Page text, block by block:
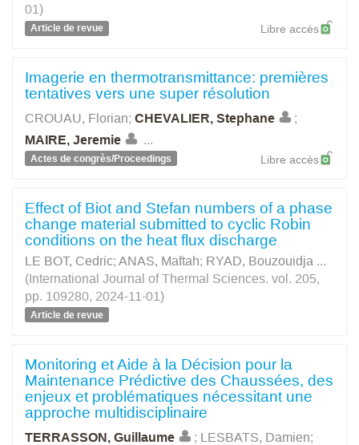
01)
Article de revue Libre accès
Imagerie en thermotransmittance: premières
tentatives vers une super résolution
CROUAU, Florian; CHEVALIER, Stephane
;
MAIRE, Jeremie
...
Actes de congrès/Proceedings Libre accès
Effect of Biot and Stefan numbers of a phase
change material submitted to cyclic Robin
conditions on the heat flux discharge
LE BOT, Cedric; ANAS, Maftah; RYAD, Bouzouidja ...
(International Journal of Thermal Sciences. vol. 205,
pp. 109280, 2024-11-01)
Article de revue
Monitoring et Aide à la Décision pour la
Maintenance Prédictive des Chaussées, des
enjeux et problématiques nécessitant une
approche multidisciplinaire
TERRASSON, Guillaume ; LESBATS, Damien;